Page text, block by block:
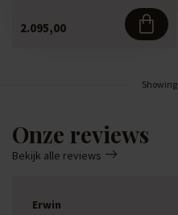
2.095,00
Showing
Onze reviews
Bekijk alle reviews
Erwin